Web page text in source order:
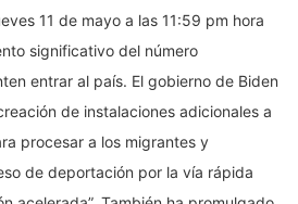
11 de mayo a las 11:59 pm hora
significativo del número
entrar al país. El gobierno de Biden
de instalaciones adicionales a
procesar a los migrantes y
de deportación por la vía rápida